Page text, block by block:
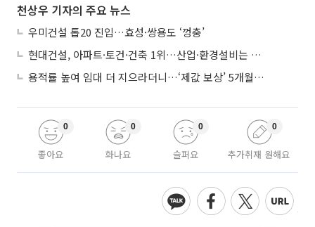
천상우 기자의 주요 뉴스
우미건설 톱20 진입…효성·쌍용도 ‘껑충’
현대건설, 아파트·토건·건축 1위…산업·환경설비는 삼성E&A
용적률 높여 임대 더 지으라더니…‘제값 보상’ 5개월째 국회에 발목
좋아요
0
화나요
0
슬퍼요
0
추가취재 원해요
0